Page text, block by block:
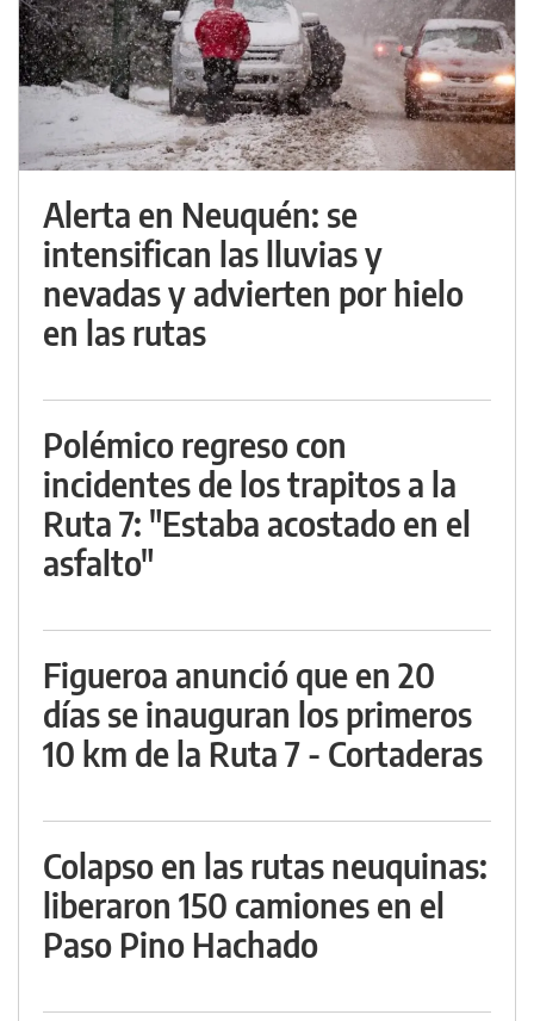
Alerta en Neuquén: se
intensifican las lluvias y
nevadas y advierten por hielo
en las rutas
Polémico regreso con
incidentes de los trapitos a la
Ruta 7: "Estaba acostado en el
asfalto"
Figueroa anunció que en 20
días se inauguran los primeros
10 km de la Ruta 7 - Cortaderas
Colapso en las rutas neuquinas:
liberaron 150 camiones en el
Paso Pino Hachado